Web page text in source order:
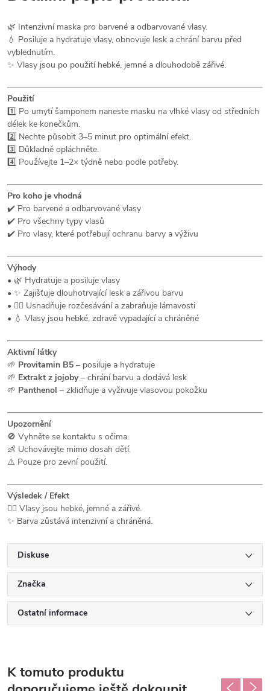
🌿 Intenzivní maska pro barvené a odbarvované vlasy.
💧 Posiluje a hydratuje vlasy, obnovuje lesk a chrání barvu před
vyblednutím.
✨ Vlasy jsou po použití hebké, jemné a dlouhodobě zářivé.
Použití
1️⃣ Po umytí šamponem naneste masku na vlhké vlasy od středních
délek ke konečkům.
2️⃣ Nechte působit 3–5 minut pro optimální efekt.
3️⃣ Důkladně opláchněte.
4️⃣ Používejte 1–2× týdně nebo podle potřeby.
Pro koho je vhodná
✔️ Pro barvené a odbarvované vlasy
✔️ Pro všechny typy vlasů
✔️ Pro vlasy, které potřebují ochranu barvy a výživu
Výhody
• 🌿 Hydratuje a posiluje vlasy
• ✨ Zajišťuje dlouhotrvající lesk a zářivou barvu
• 💆‍♀️ Usnadňuje rozčesávání a zabraňuje lámavosti
• 💧 Vlasy jsou hebké, zdravě vypadající a chráněné
Aktivní látky
🌱 Provitamin B5 – posiluje a hydratuje
🌱 Extrakt z jojoby– chrání barvu a dodává lesk
🌱 Panthenol – zklidňuje a vyživuje vlasovou pokožku
Upozornění
🚫 Vyhněte se kontaktu s očima.
👶 Uchovávejte mimo dosah dětí.
⚠️ Pouze pro zevní použití.
Výsledek / Efekt
💆‍♀️ Vlasy jsou hebké, jemné a zářivé.
✨ Barva zůstává intenzivní a chráněná.
Diskuse
Značka
Ostatní informace
K tomuto produktu